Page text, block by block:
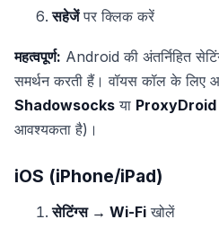
सहेजेंपर क्लिक करें
महत्वपूर्ण: Android की अंतर्निहित
समर्थन करती हैं। वॉयस कॉल के लिए
Shadowsocks या ProxyDroid
आवश्यकता है)।
iOS (iPhone/iPad)
सेटिंग्स → Wi-Fi खोलें